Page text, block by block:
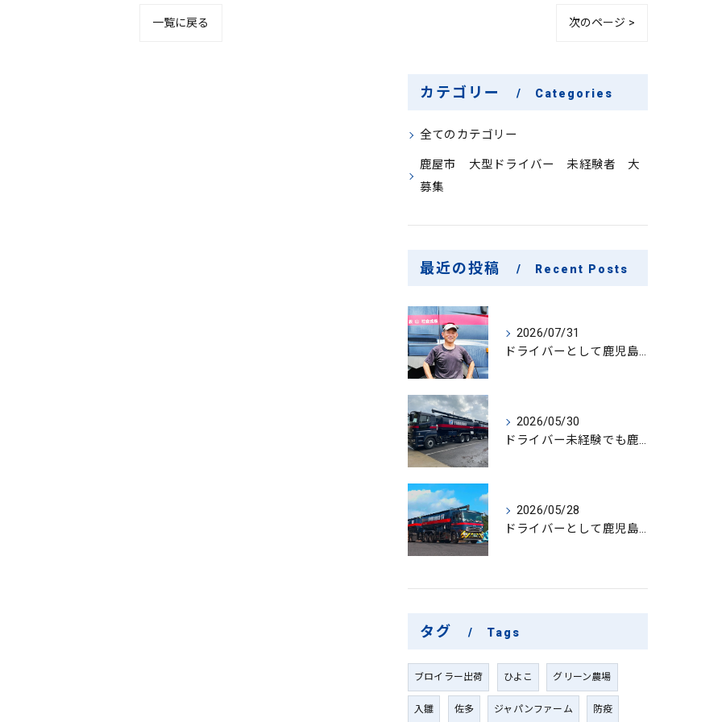
一覧に戻る 次のページ >
カテゴリー Categories
全てのカテゴリー
鹿屋市 大型ドライバー 未経験者 大
募集
最近の投稿 Recent Posts
2026/07/31
ドライバーとして鹿児島県鹿屋市で大型ドライバー若手ベテラン大募集の魅力と応募ポイント
2026/05/30
ドライバー未経験でも鹿児島県鹿屋市で大型ドライバーになれる求人情報と働き方ガイド
2026/05/28
ドライバーとして鹿児島県鹿屋市で大型ドライバーやルート配送に挑戦しやりがいを実感できる働き方徹底ガイド
タグ Tags
ブロイラー出荷 ひよこ グリーン農場
入雛 佐多 ジャパンファーム 防疫